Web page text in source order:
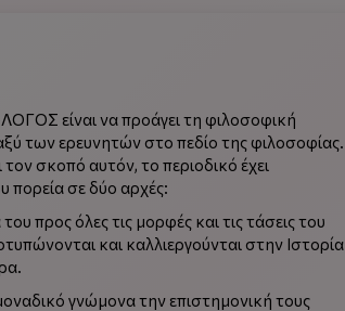
είναι να προάγει τη φιλοσοφική
των ερευνητών στο πεδίο της φιλοσοφίας.
σκοπό αυτόν, το περιοδικό έχει
πορεία σε δύο αρχές:
προς όλες τις μορφές και τις τάσεις του
και καλλιεργούνται στην Ιστορία
γνώμονα την επιστημονική τους